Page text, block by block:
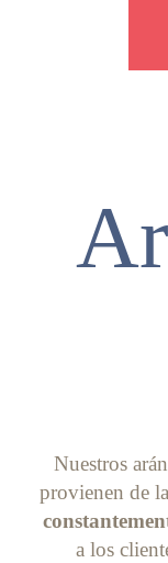
Nuestros
provienen de
a los